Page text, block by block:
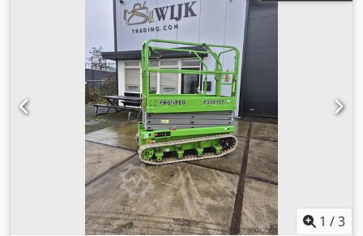
Stück: € 13.500,- exkl. MwSt 6 Stück auf Lager!!
1 /3